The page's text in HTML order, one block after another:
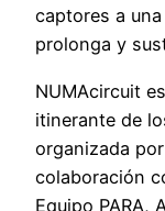
captores a
prolonga y
NUMAcircuit
itinerante de
organizada
colaboración
Equipo PARA,